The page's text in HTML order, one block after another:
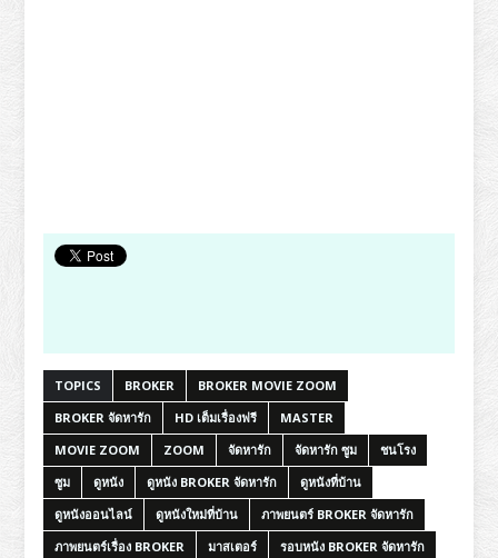
TOPICS BROKER
BROKER MOVIE ZOOM
BROKER จัดหารัก
HD เต็มเรื่องฟรี
MASTER
MOVIE ZOOM
ZOOM จัดหารัก จัดหารัก ซูม
ชนโรง
ซูม
ดูหนัง ดูหนัง BROKER จัดหารัก
ดูหนังที่บ้าน
ดูหนังออนไลน์
ดูหนังใหม่ที่บ้าน
ภาพยนตร์ BROKER จัดหารัก
ภาพยนตร์เรื่อง BROKER
มาสเตอร์
รอบหนัง BROKER จัดหารัก